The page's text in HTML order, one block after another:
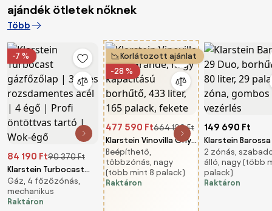
ajándék ötletek nőknek
Több
-7 %
84 190 Ft90 370 Ft
Klarstein Turbocast
gázfőzőlap | 304-es
rozsdamentes acél | 4
égő | Profi öntöttvas
Gáz, 4 főzőzónás,
mechanikus
Raktáron
Korlátozott ajánlat
-28 %
477 590 Ft664 190 Ft
Klarstein Vinovilla Onyx
Grande, nagy
kapacitású borhűtő,
433 liter, 165 palack,
Beépíthető,
többzónás, nagy
(több mint 8 palack)
Raktáron
149 690 Ft
Klarstein
Duo, borhűtő,
29 palack, 2
gombos vezérlés
2 zónás,
álló, nagy (több
palack)
Raktáron